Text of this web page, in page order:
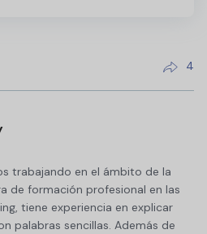
4
trabajando en el ámbito de la
de formación profesional en las
tiene experiencia en explicar
palabras sencillas. Además de